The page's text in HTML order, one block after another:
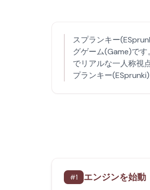
スプランキー
グゲーム(Game)で
でリアルな一人称視
プランキー
#1 エンジンを始動